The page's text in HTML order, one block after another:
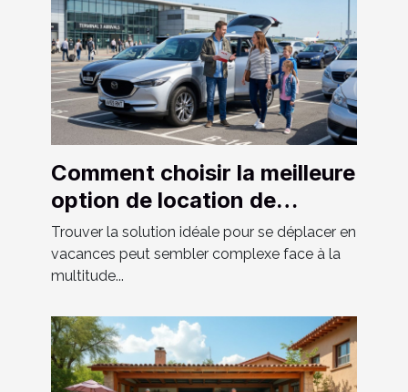
Comment choisir la meilleure
option de location de
véhicule pour vos vacances
?
Trouver la solution idéale pour se déplacer en
vacances peut sembler complexe face à la
multitude...